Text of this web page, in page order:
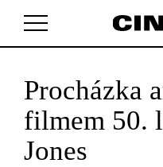
V
Procházka
filmem 50.
Jones